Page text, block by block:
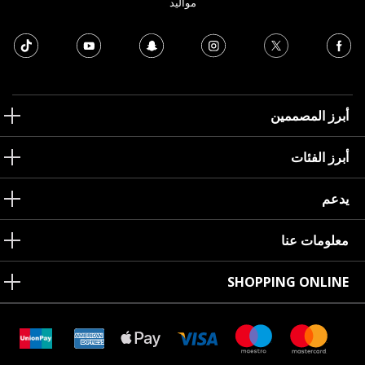
أبرز المصممين
أبرز الفئات
يدعم
معلومات عنا
SHOPPING ONLINE